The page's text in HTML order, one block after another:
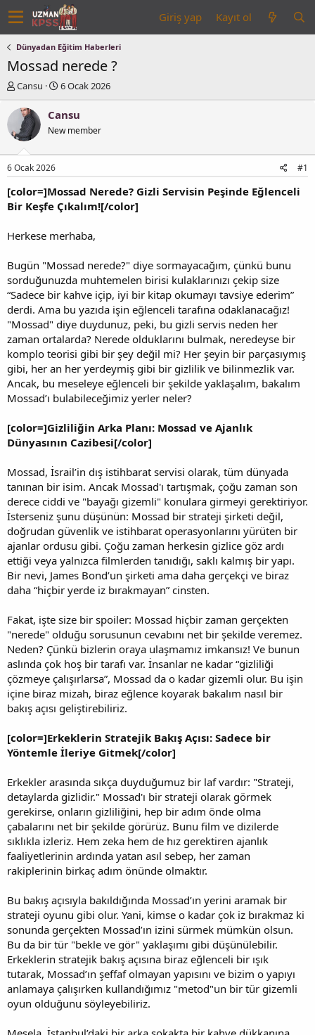
Giriş yap Kayıt ol
Dünyadan Eğitim Haberleri
Mossad nerede ?
K
n
u
y
a
l
a
a
Cansu
B
ş
l
a
t
a
i
i
6 Ocak 2026
Cansu
New member
6 Ocak 2026 #1
[color=]Mossad Nerede? Gizli Servisin Peşinde Eğlenceli
Bir Keşfe Çıkalım![/color]
Herkese merhaba,
Bugün "Mossad nerede?" diye sormayacağım, çünkü bunu
sorduğunuzda muhtemelen birisi kulaklarınızı çekip size
“Sadece bir kahve içip, iyi bir kitap okumayı tavsiye ederim”
derdi. Ama bu yazıda işin eğlenceli tarafına odaklanacağız!
"Mossad" diye duydunuz, peki, bu gizli servis neden her
zaman ortalarda? Nerede olduklarını bulmak, neredeyse bir
komplo teorisi gibi bir şey değil mi? Her şeyin bir parçasıymış
gibi, her an her yerdeymiş gibi bir gizlilik ve bilinmezlik var.
Ancak, bu meseleye eğlenceli bir şekilde yaklaşalım, bakalım
Mossad’ı bulabileceğimiz yerler neler?
[color=]Gizliliğin Arka Planı: Mossad ve Ajanlık
Dünyasının Cazibesi[/color]
Mossad, İsrail’in dış istihbarat servisi olarak, tüm dünyada
tanınan bir isim. Ancak Mossad'ı tartışmak, çoğu zaman son
derece ciddi ve "bayağı gizemli" konulara girmeyi gerektiriyor.
İsterseniz şunu düşünün: Mossad bir strateji şirketi değil,
doğrudan güvenlik ve istihbarat operasyonlarını yürüten bir
ajanlar ordusu gibi. Çoğu zaman herkesin gizlice göz ardı
ettiği veya yalnızca filmlerden tanıdığı, saklı kalmış bir yapı.
Bir nevi, James Bond’un şirketi ama daha gerçekçi ve biraz
daha “hiçbir yerde iz bırakmayan” cinsten.
Fakat, işte size bir spoiler: Mossad hiçbir zaman gerçekten
"nerede" olduğu sorusunun cevabını net bir şekilde veremez.
Neden? Çünkü bizlerin oraya ulaşmamız imkansız! Ve bunun
aslında çok hoş bir tarafı var. İnsanlar ne kadar “gizliliği
çözmeye çalışırlarsa”, Mossad da o kadar gizemli olur. Bu işin
içine biraz mizah, biraz eğlence koyarak bakalım nasıl bir
bakış açısı geliştirebiliriz.
[color=]Erkeklerin Stratejik Bakış Açısı: Sadece bir
Yöntemle İleriye Gitmek[/color]
Erkekler arasında sıkça duyduğumuz bir laf vardır: "Strateji,
detaylarda gizlidir." Mossad'ı bir strateji olarak görmek
gerekirse, onların gizliliğini, hep bir adım önde olma
çabalarını net bir şekilde görürüz. Bunu film ve dizilerde
sıklıkla izleriz. Hem zeka hem de hız gerektiren ajanlık
faaliyetlerinin ardında yatan asıl sebep, her zaman
rakiplerinin birkaç adım önünde olmaktır.
Bu bakış açısıyla bakıldığında Mossad’ın yerini aramak bir
strateji oyunu gibi olur. Yani, kimse o kadar çok iz bırakmaz ki
sonunda gerçekten Mossad’ın izini sürmek mümkün olsun.
Bu da bir tür "bekle ve gör" yaklaşımı gibi düşünülebilir.
Erkeklerin stratejik bakış açısına biraz eğlenceli bir ışık
tutarak, Mossad’ın şeffaf olmayan yapısını ve bizim o yapıyı
anlamaya çalışırken kullandığımız "metod"un bir tür gizemli
oyun olduğunu söyleyebiliriz.